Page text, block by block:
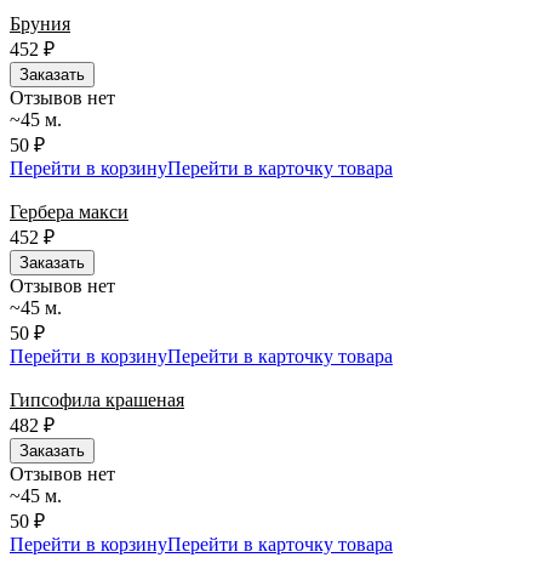
Бруния
452 ₽
Заказать
Отзывов нет
~45 м.
50 ₽
Перейти в корзинуПерейти в карточку товара
Гербера макси
452 ₽
Заказать
Отзывов нет
~45 м.
50 ₽
Перейти в корзинуПерейти в карточку товара
Гипсофила крашеная
482 ₽
Заказать
Отзывов нет
~45 м.
50 ₽
Перейти в корзинуПерейти в карточку товара